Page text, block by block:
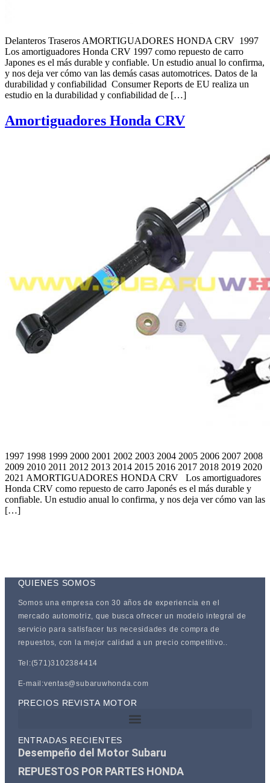
Delanteros Traseros AMORTIGUADORES HONDA CRV 1997
Los amortiguadores Honda CRV 1997 como repuesto de carro
Japones es el más durable y confiable. Un estudio anual lo confirma,
y nos deja ver cómo van las demás casas automotrices. Datos de la
durabilidad y confiabilidad Consumer Reports de EU realiza un
estudio en la durabilidad y confiabilidad de […]
Amortiguadores Honda CRV
1997 1998 1999 2000 2001 2002 2003 2004 2005 2006 2007 2008
2009 2010 2011 2012 2013 2014 2015 2016 2017 2018 2019 2020
2021 AMORTIGUADORES HONDA CRV Los amortiguadores
Honda CRV como repuesto de carro Japonés es el más durable y
confiable. Un estudio anual lo confirma, y nos deja ver cómo van las
[…]
QUIENES SOMOS
Somos una empresa con 30 años de experiencia en el
mercado automotriz, que busca ofrecer un modelo integral de
servicio para satisfacer tus necesidades de compra de
repuestos, con la mejor calidad a un precio competitivo..
Tel:(571)3102384414
E-mail:ventas@subaruwhonda.com
PRECIOS REVISTA MOTOR
ENTRADAS RECIENTES
Desempeño del Motor Subaru
REPUESTOS POR PARTES HONDA